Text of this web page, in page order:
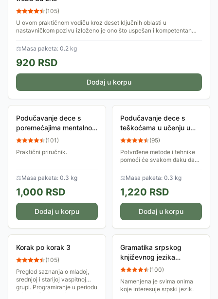
(105)
U ovom praktičnom vodiču kroz deset ključnih oblasti u
nastavničkom pozivu izloženo je ono što uspešan i kompetentan
⚖Masa paketa: 0.2 kg
920 RSD
Dodaj u korpu
Podučavanje dece s
poremećajima mentalnog
zdravlja i učenja u
(101)
Praktični priručnik.
⚖Masa paketa: 0.3 kg
1,000 RSD
Dodaj u korpu
Podučavanje dece s
teškoćama u učenju u
redovnoj nastavi
(95)
Potvrđene metode i tehnike
pomoći će svakom đaku da
⚖Masa paketa: 0.3 kg
1,220 RSD
Dodaj u korpu
Korak po korak 3
(105)
Pregled saznanja o mlađoj,
srednjoj i starijoj vaspitnoj
grupi. Programiranje u periodu
adaptacije dece, dnevno
Gramatika srpskog
književnog jezika
(broširani povez)
(100)
Namenjena je svima onima
koje interesuje srpski jezik.